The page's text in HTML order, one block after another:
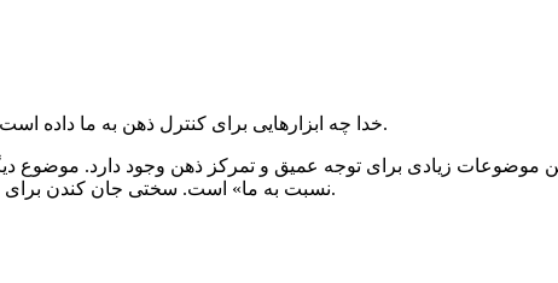
خدا چه ابزارهایی برای کنترل ذهن به ما داده است با یک عملیات ساده‌ی کنترل ذهن، می‌توان غضب را از بین برد.
زیادی برای توجه عمیق و تمرکز ذهن وجود دارد. موضوع
نسبت به ما» است. سختی جان کندن برای این است که توجهت از دوست‌داشتنی‌های دنیایی‌ات کنده بشود.